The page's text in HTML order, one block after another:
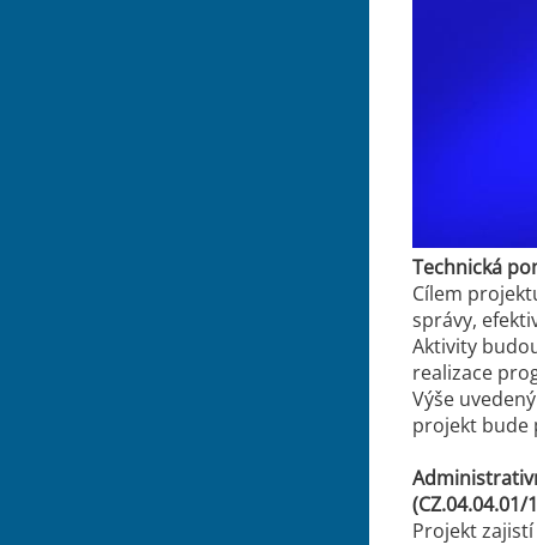
Technická
Cílem
správy,
Aktivity
realizace
Výše
projekt bude
(CZ.04.04.01/
Projekt